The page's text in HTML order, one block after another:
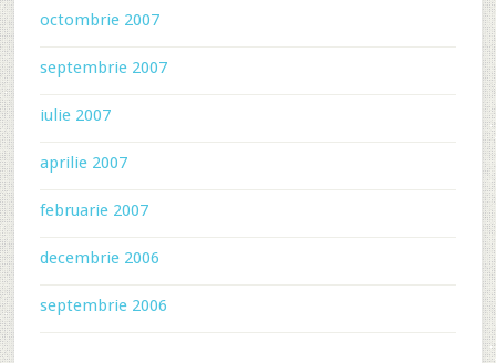
octombrie 2007
septembrie 2007
iulie 2007
aprilie 2007
februarie 2007
decembrie 2006
septembrie 2006